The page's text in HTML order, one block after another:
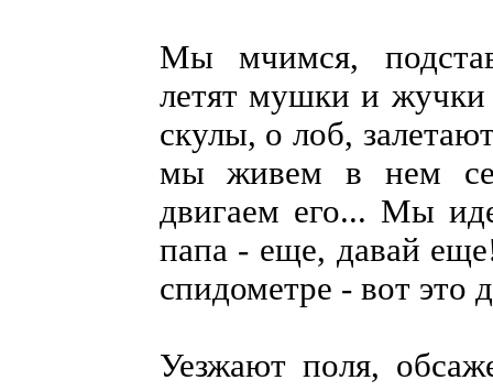
Мы мчимся,
летят мушки и жучки
скулы, о лоб,
мы живем в нем
двигаем его... Мы
папа - еще, давай
спидометре - вот это
Уезжают поля,